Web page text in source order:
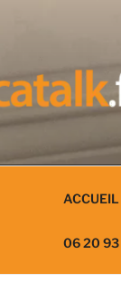
ACCUEIL
06 20 93